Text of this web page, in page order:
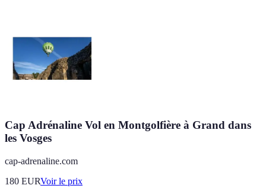
Cap Adrénaline Vol en Montgolfière à Grand dans
les Vosges
cap-adrenaline.com
180 EURVoir le prix